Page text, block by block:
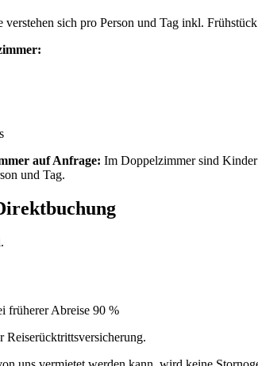
verstehen sich pro Person und Tag inkl.
auf Anfrage: Im Doppelzimmer sind
und Tag.
früherer Abreise 90 %
Reiserücktrittsversicherung.